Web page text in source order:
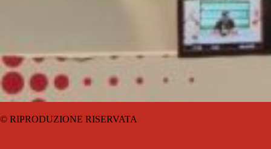
© RIPRODUZIONE RISERVATA